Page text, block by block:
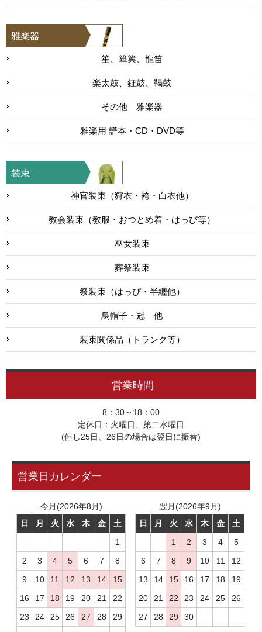
笙、篳篥、龍笛
楽太鼓、鉦鼓、鞨鼓
その他 雅楽器
雅楽用 譜本・CD・DVD等
神官装束（狩衣・袴・白衣他）
教会装束（教服・おつとめ着・はっぴ等）
巫女装束
葬祭装束
祭装束（はっぴ・半纏他）
烏帽子・冠 他
装束関係品（トランク等）
営業時間
8：30～18：00
定休日：火曜日、第二水曜日
(但し25日、26日の場合は翌日に振替)
営業日カレンダー
今月(2026年8月)
日
月 火 水 木 金
土
1
2
3 4 5 6 7
8
9
10 11 12 13 14
15
16
17 18 19 20 21
22
23
24 25 26 27 28
29
翌月(2026年9月)
日
月 火 水 木 金
土
1
2 3 4
5
6
7 8 9 10 11
12
13
14 15 16 17 18
19
20
21 22 23 24 25
26
27
28 29 30